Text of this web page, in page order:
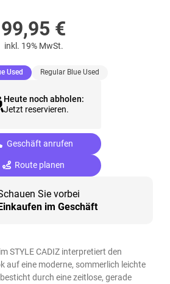
99,95 €
inkl. 19% MwSt.
Used(ausgewählt)
Regular Blue Used
Heute noch abholen:
Jetzt reservieren.
Geschäft anrufen
Route planen
Sie vorbei
im Geschäft
STYLE CADIZ interpretiert den
auf eine moderne, sommerlich leichte
durch eine zeitlose, gerade